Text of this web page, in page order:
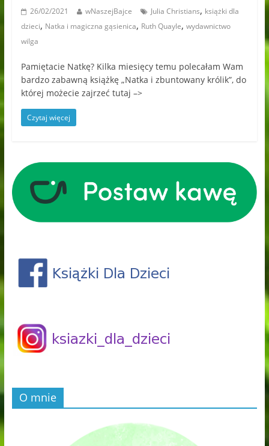
26/02/2021 wNaszejBajce Julia Christians, książki dla
dzieci, Natka i magiczna gąsienica, Ruth Quayle, wydawnictwo
wilga
Pamiętacie Natkę? Kilka miesięcy temu polecałam Wam
bardzo zabawną książkę „Natka i zbuntowany królik”, do
której możecie zajrzeć tutaj –>
Czytaj więcej
O mnie